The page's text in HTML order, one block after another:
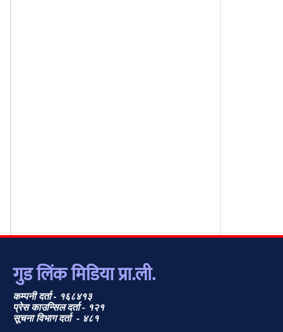
गुड लिंक मिडिया प्रा.ली.
कम्पनी दर्ता - १६८४१३
प्रेस काउन्सिल दर्ता - १२१
सूचना विभाग दर्ता - ४८१